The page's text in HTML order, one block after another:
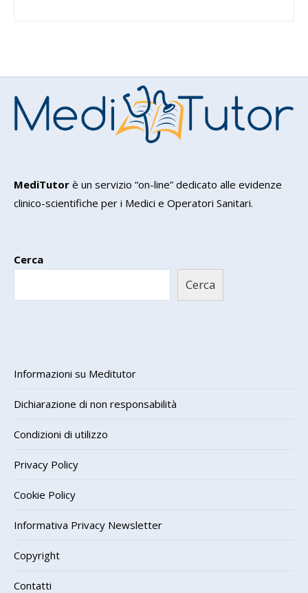
MediTutor è un servizio “on-line” dedicato alle evidenze
clinico-scientifiche per i Medici e Operatori Sanitari.
Cerca
Cerca
Informazioni su Meditutor
Dichiarazione di non responsabilità
Condizioni di utilizzo
Privacy Policy
Cookie Policy
Informativa Privacy Newsletter
Copyright
Contatti